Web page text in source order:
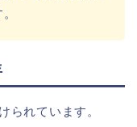
られています。